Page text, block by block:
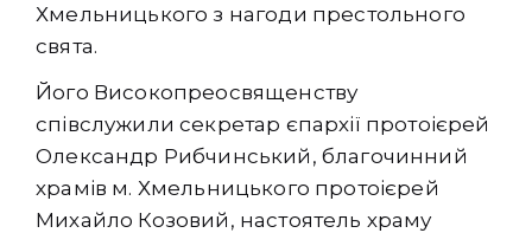
Хмельницького з нагоди престольного
свята.
Його Високопреосвященству
співслужили секретар єпархії протоієрей
Олександр Рибчинський, благочинний
храмів м. Хмельницького протоієрей
Михайло Козовий, настоятель храму